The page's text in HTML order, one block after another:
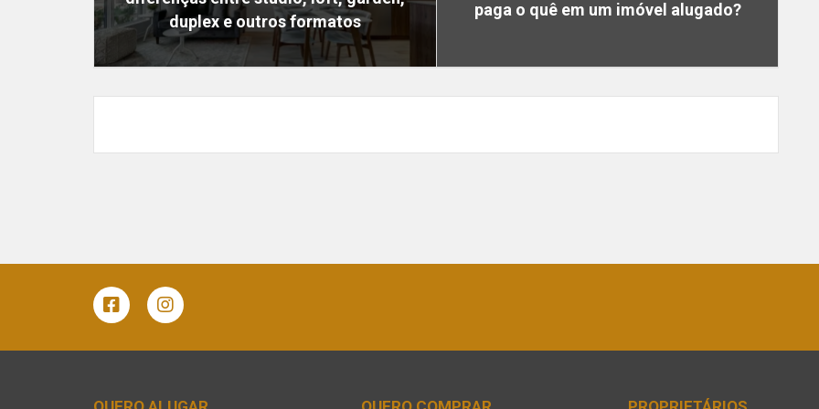
duplex e outros formatos
paga o quê em um imóvel alugado?